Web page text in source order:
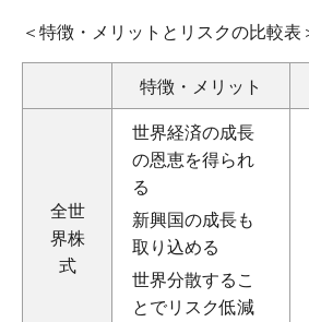
＜特徴・メリットとリスクの比較表
特徴・メリット
全世
界株
式
世界経済の成長
の恩恵を得られ
る
新興国の成長も
取り込める
世界分散するこ
とでリスク低減